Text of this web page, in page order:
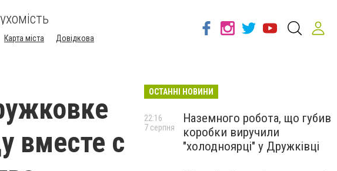
Карта міста Довідкова
вместе с
ОСТАННІ НОВИНИ
Наземного робота, що губив
коробки виручили
"холодноярці" у Дружківці
22:16
7 серпня